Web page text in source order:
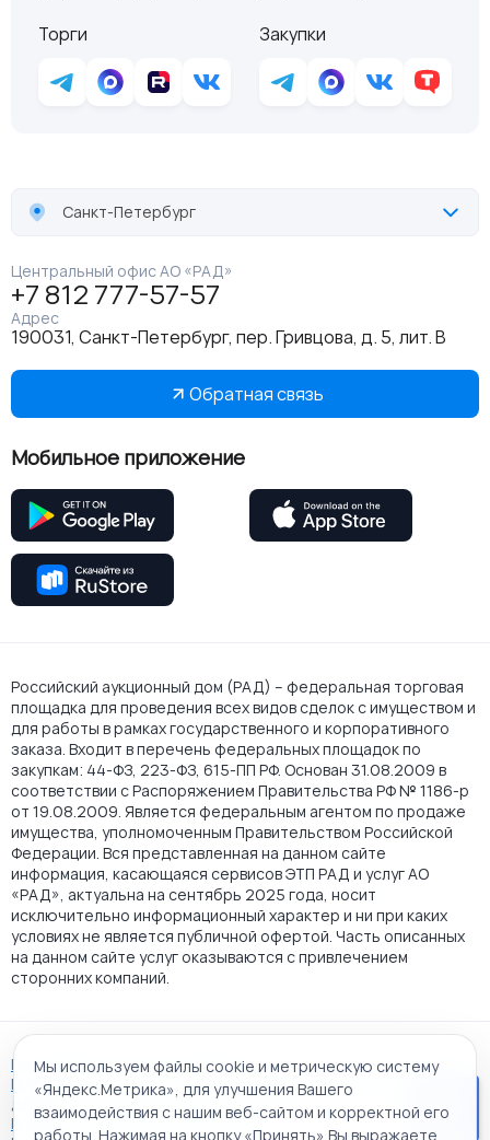
Торги
Закупки
Санкт-Петербург
Центральный офис АО «РАД»
+7 812 777-57-57
Адрес
190031, Санкт-Петербург, пер. Гривцова, д. 5, лит. В
Обратная связь
Мобильное приложение
Российский аукционный дом (РАД) – федеральная торговая
площадка для проведения всех видов сделок с имуществом и
для работы в рамках государственного и корпоративного
заказа. Входит в перечень федеральных площадок по
закупкам: 44-ФЗ, 223-ФЗ, 615-ПП РФ. Основан 31.08.2009 в
соответствии с Распоряжением Правительства РФ № 1186-р
от 19.08.2009. Является федеральным агентом по продаже
имущества, уполномоченным Правительством Российской
Федерации. Вся представленная на данном сайте
информация, касающаяся сервисов ЭТП РАД и услуг АО
«РАД», актуальна на сентябрь 2025 года, носит
исключительно информационный характер и ни при каких
условиях не является публичной офертой. Часть описанных
на данном сайте услуг оказываются с привлечением
сторонних компаний.
Пользовательское соглашение
Политика АО "РАД" в отношении обработки персональных
данных
Политика обработки файлов cookie
Мы используем файлы cookie и метрическую систему
«Яндекс.Метрика», для улучшения Вашего
взаимодействия с нашим веб-сайтом и корректной его
работы. Нажимая на кнопку «Принять» Вы выражаете